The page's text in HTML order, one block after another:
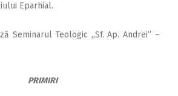
Eparhial.
Seminarul Teologic „Sf. Ap. Andrei” –
PRIMIRI